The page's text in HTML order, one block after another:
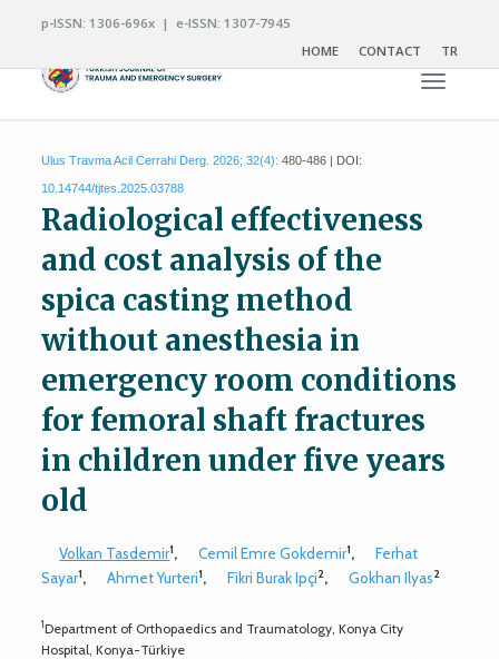
p-ISSN: 1306-696x | e-ISSN: 1307-7945
HOME
CONTACT TR
Toggle
Ulus Travma Acil Cerrahi Derg. 2026; 32(4): 480-486 | DOI:
10.14744/tjtes.2025.03788
Radiological effectiveness
and cost analysis of the
spica casting method
without anesthesia in
emergency room conditions
for femoral shaft fractures
in children under five years
old
Volkan Tasdemir1, Cemil Emre Gokdemir1,
Ferhat
Sayar1, Ahmet Yurteri1, Fikri Burak Ipçi2, Gokhan Ilyas2
1Department of Orthopaedics and Traumatology, Konya City
Hospital, Konya-Türkiye